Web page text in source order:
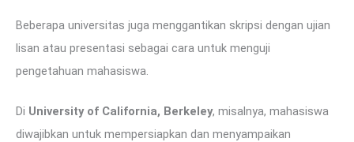
Beberapa universitas juga menggantikan skripsi dengan ujian
lisan atau presentasi sebagai cara untuk menguji
pengetahuan mahasiswa.
Di University of California, Berkeley, misalnya, mahasiswa
diwajibkan untuk mempersiapkan dan menyampaikan